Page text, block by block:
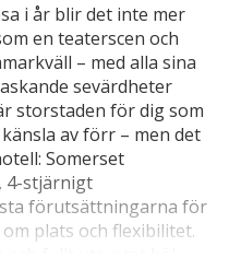
i år blir det inte mer
en teaterscen och
– med alla sina
sevärdheter
storstaden för dig som
av förr – men det
Somerset
4-stjärnigt
förutsättningarna för
plats och flexibilitet.